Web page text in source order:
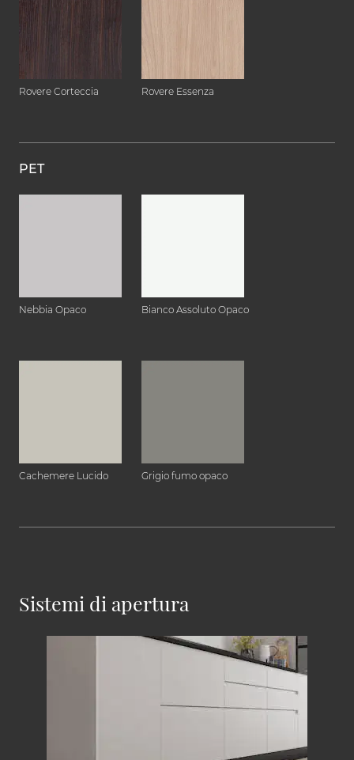
Rovere Corteccia Rovere Essenza
PET
Nebbia Opaco Bianco Assoluto Opaco
Cachemere Lucido Grigio fumo opaco
Sistemi di apertura